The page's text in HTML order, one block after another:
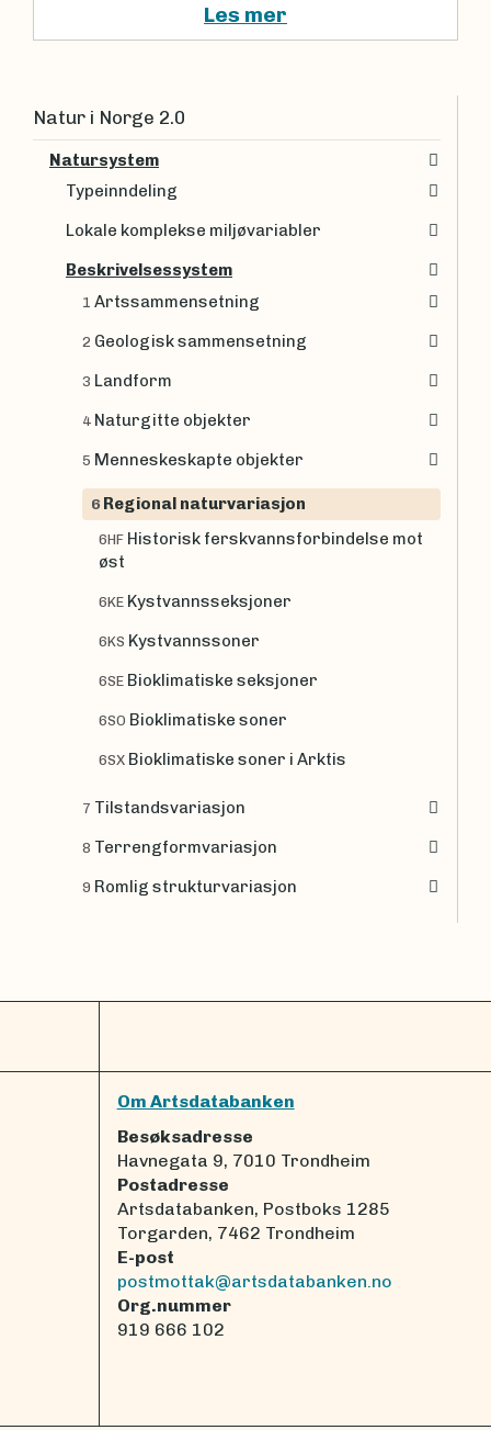
Les mer
Natur i Norge 2.0
Natursystem
Typeinndeling
Lokale komplekse miljøvariabler
Beskrivelsessystem
1 Artssammensetning
2 Geologisk sammensetning
3 Landform
4 Naturgitte objekter
5 Menneskeskapte objekter
6 Regional naturvariasjon
6HF Historisk ferskvannsforbindelse mot
øst
6KE Kystvannsseksjoner
6KS Kystvannssoner
6SE Bioklimatiske seksjoner
6SO Bioklimatiske soner
6SX Bioklimatiske soner i Arktis
7 Tilstandsvariasjon
8 Terrengformvariasjon
9 Romlig strukturvariasjon
Om Artsdatabanken
Besøksadresse
Havnegata 9, 7010 Trondheim
Postadresse
Artsdatabanken, Postboks 1285
Torgarden, 7462 Trondheim
E-post
postmottak@artsdatabanken.no
Org.nummer
919 666 102